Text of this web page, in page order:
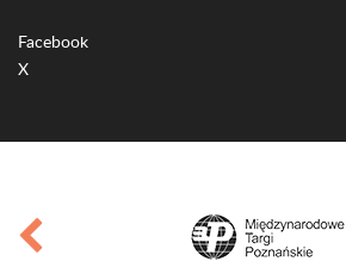
Facebook
X